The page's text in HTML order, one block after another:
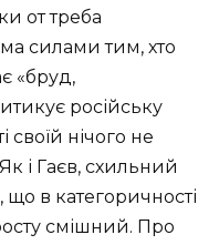
от треба
силами тим, хто
«бруд,
російську
своїй нічого не
і Гаєв, схильний
в категоричності
смішний. Про